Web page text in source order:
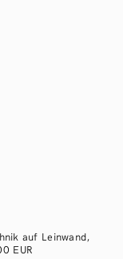
auf Leinwand,
EUR